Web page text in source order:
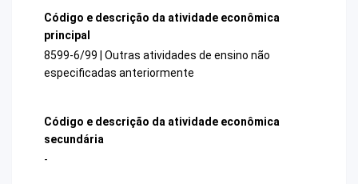
Código e descrição da atividade econômica
principal
8599-6/99 | Outras atividades de ensino não
especificadas anteriormente
Código e descrição da atividade econômica
secundária
-